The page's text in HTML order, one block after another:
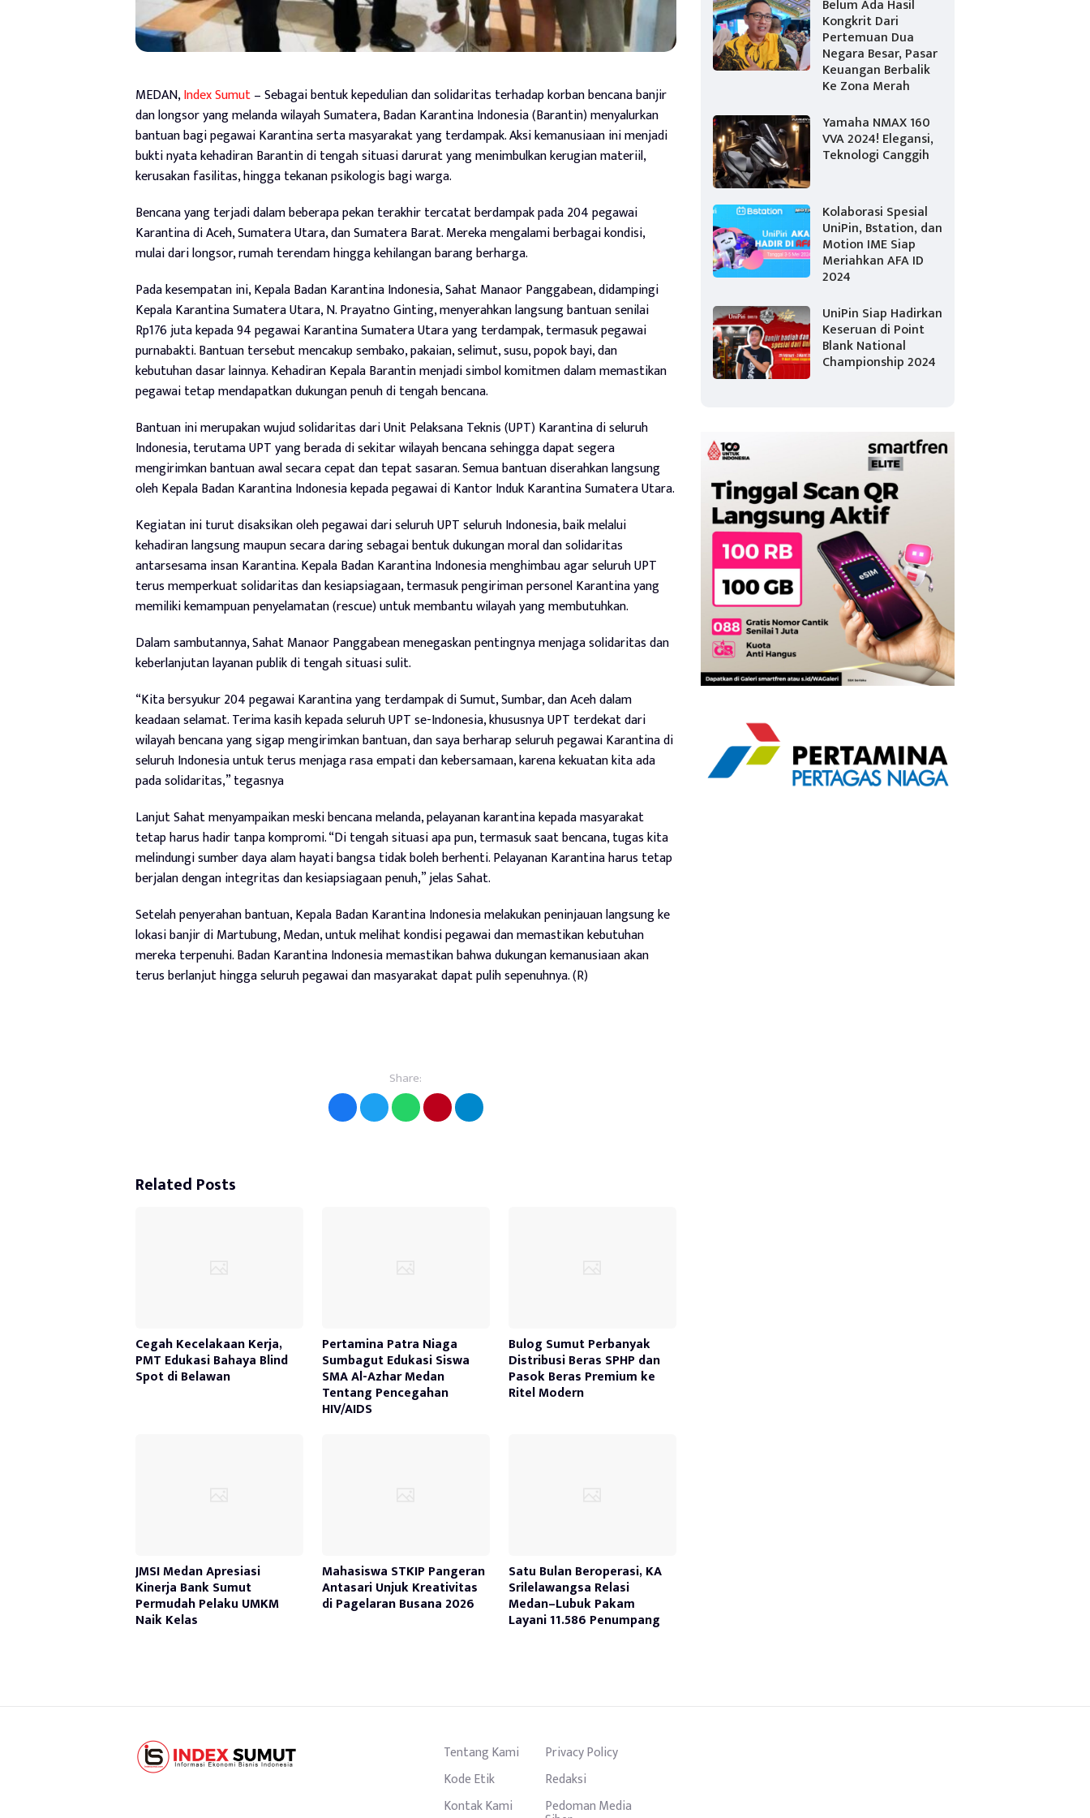
MEDAN,Index Sumut– Sebagai bentuk kepedulian dan solidaritas terhadap korban bencana banjir
dan longsor yang melanda wilayah Sumatera, Badan Karantina Indonesia (Barantin) menyalurkan
bantuan bagi pegawai Karantina serta masyarakat yang terdampak. Aksi kemanusiaan ini menjadi
bukti nyata kehadiran Barantin di tengah situasi darurat yang menimbulkan kerugian materiil,
kerusakan fasilitas, hingga tekanan psikologis bagi warga.
Bencana yang terjadi dalam beberapa pekan terakhir tercatat berdampak pada 204 pegawai
Karantina di Aceh, Sumatera Utara, dan Sumatera Barat. Mereka mengalami berbagai kondisi,
mulai dari longsor, rumah terendam hingga kehilangan barang berharga.
Pada kesempatan ini, Kepala Badan Karantina Indonesia, Sahat Manaor Panggabean, didampingi
Kepala Karantina Sumatera Utara, N. Prayatno Ginting, menyerahkan langsung bantuan senilai
Rp176 juta kepada 94 pegawai Karantina Sumatera Utara yang terdampak, termasuk pegawai
purnabakti. Bantuan tersebut mencakup sembako, pakaian, selimut, susu, popok bayi, dan
kebutuhan dasar lainnya. Kehadiran Kepala Barantin menjadi simbol komitmen dalam memastikan
pegawai tetap mendapatkan dukungan penuh di tengah bencana.
Bantuan ini merupakan wujud solidaritas dari Unit Pelaksana Teknis (UPT) Karantina di seluruh
Indonesia, terutama UPT yang berada di sekitar wilayah bencana sehingga dapat segera
mengirimkan bantuan awal secara cepat dan tepat sasaran. Semua bantuan diserahkan langsung
oleh Kepala Badan Karantina Indonesia kepada pegawai di Kantor Induk Karantina Sumatera Utara.
Kegiatan ini turut disaksikan oleh pegawai dari seluruh UPT seluruh Indonesia, baik melalui
kehadiran langsung maupun secara daring sebagai bentuk dukungan moral dan solidaritas
antarsesama insan Karantina. Kepala Badan Karantina Indonesia menghimbau agar seluruh UPT
terus memperkuat solidaritas dan kesiapsiagaan, termasuk pengiriman personel Karantina yang
memiliki kemampuan penyelamatan (rescue) untuk membantu wilayah yang membutuhkan.
Dalam sambutannya, Sahat Manaor Panggabean menegaskan pentingnya menjaga solidaritas dan
keberlanjutan layanan publik di tengah situasi sulit.
“Kita bersyukur 204 pegawai Karantina yang terdampak di Sumut, Sumbar, dan Aceh dalam
keadaan selamat. Terima kasih kepada seluruh UPT se-Indonesia, khususnya UPT terdekat dari
wilayah bencana yang sigap mengirimkan bantuan, dan saya berharap seluruh pegawai Karantina di
seluruh Indonesia untuk terus menjaga rasa empati dan kebersamaan, karena kekuatan kita ada
pada solidaritas,” tegasnya
Lanjut Sahat menyampaikan meski bencana melanda, pelayanan karantina kepada masyarakat
tetap harus hadir tanpa kompromi. “Di tengah situasi apa pun, termasuk saat bencana, tugas kita
melindungi sumber daya alam hayati bangsa tidak boleh berhenti. Pelayanan Karantina harus tetap
berjalan dengan integritas dan kesiapsiagaan penuh,” jelas Sahat.
Setelah penyerahan bantuan, Kepala Badan Karantina Indonesia melakukan peninjauan langsung ke
lokasi banjir di Martubung, Medan, untuk melihat kondisi pegawai dan memastikan kebutuhan
mereka terpenuhi. Badan Karantina Indonesia memastikan bahwa dukungan kemanusiaan akan
terus berlanjut hingga seluruh pegawai dan masyarakat dapat pulih sepenuhnya. (R)
Share:
Related Posts
Cegah Kecelakaan Kerja,
PMT Edukasi Bahaya Blind
Spot di Belawan
Pertamina Patra Niaga
Sumbagut Edukasi Siswa
SMA Al-Azhar Medan
Tentang Pencegahan
HIV/AIDS
Bulog Sumut Perbanyak
Distribusi Beras SPHP dan
Pasok Beras Premium ke
Ritel Modern
JMSI Medan Apresiasi
Kinerja Bank Sumut
Permudah Pelaku UMKM
Naik Kelas
Mahasiswa STKIP Pangeran
Antasari Unjuk Kreativitas
di Pagelaran Busana 2026
Satu Bulan Beroperasi, KA
Srilelawangsa Relasi
Medan–Lubuk Pakam
Layani 11.586 Penumpang
Belum Ada Hasil
Kongkrit Dari
Pertemuan Dua
Negara Besar, Pasar
Keuangan Berbalik
Ke Zona Merah
Yamaha NMAX 160
VVA 2024! Elegansi,
Teknologi Canggih
Kolaborasi Spesial
UniPin, Bstation, dan
Motion IME Siap
Meriahkan AFA ID
2024
UniPin Siap Hadirkan
Keseruan di Point
Blank National
Championship 2024
Tentang Kami
Privacy Policy
Kode Etik
Redaksi
Kontak Kami
Pedoman Media